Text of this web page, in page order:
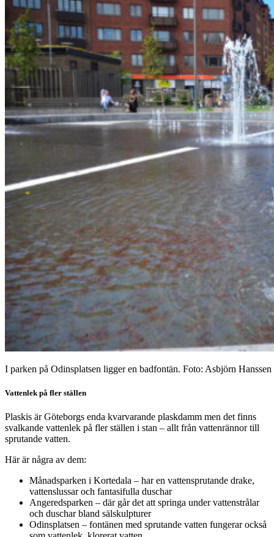
I parken på Odinsplatsen ligger en badfontän. Foto: Asbjörn Hanssen
Vattenlek på fler ställen
Plaskis är Göteborgs enda kvarvarande plaskdamm men det finns
svalkande vattenlek på fler ställen i stan – allt från vattenrännor till
sprutande vatten.
Här är några av dem:
Månadsparken i Kortedala – har en vattensprutande drake,
vattenslussar och fantasifulla duschar
Angeredsparken – där går det att springa under vattenstrålar
och duschar bland sälskulpturer
Odinsplatsen – fontänen med sprutande vatten fungerar också